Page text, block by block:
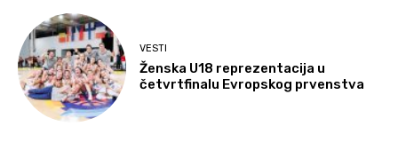
VESTI
Ženska U18 reprezentacija u
četvrtfinalu Evropskog prvenstva